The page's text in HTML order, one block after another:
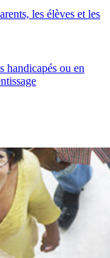
les élèves et les
handicapés ou en